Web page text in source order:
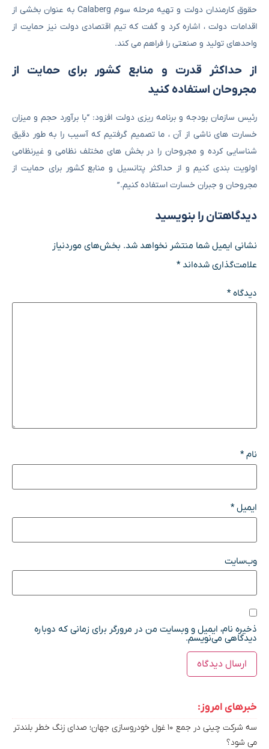
حقوق کارمندان دولت و تهیه مرحله سوم Calaberg به عنوان بخشی از
اقدامات دولت ، اشاره کرد و گفت که تیم اقتصادی دولت نیز حمایت از
واحدهای تولید و صنعتی را فراهم می کند.
از حداکثر قدرت و منابع کشور برای حمایت از
مجروحان استفاده کنید
رئیس سازمان بودجه و برنامه ریزی دولت افزود: “با برآورد حجم و میزان
خسارت های ناشی از آن ، ما تصمیم گرفتیم که آسیب را به طور دقیق
شناسایی کرده و مجروحان را در بخش های مختلف نظامی و غیرنظامی
اولویت بندی کنیم و از حداکثر پتانسیل و منابع کشور برای حمایت از
مجروحان و جبران خسارت استفاده کنیم.”
دیدگاهتان را بنویسید
نشانی ایمیل شما منتشر نخواهد شد. بخش‌های موردنیاز
علامت‌گذاری شده‌اند*
دیدگاه*
نام*
ایمیل*
وب‌سایت
ذخیره نام، ایمیل و وبسایت من در مرورگر برای زمانی که دوباره
دیدگاهی می‌نویسم.
خبرهای امروز:
سه شرکت چینی در جمع ۱۰ غول خودروسازی جهان؛ صدای زنگ خطر بلندتر
می شود؟